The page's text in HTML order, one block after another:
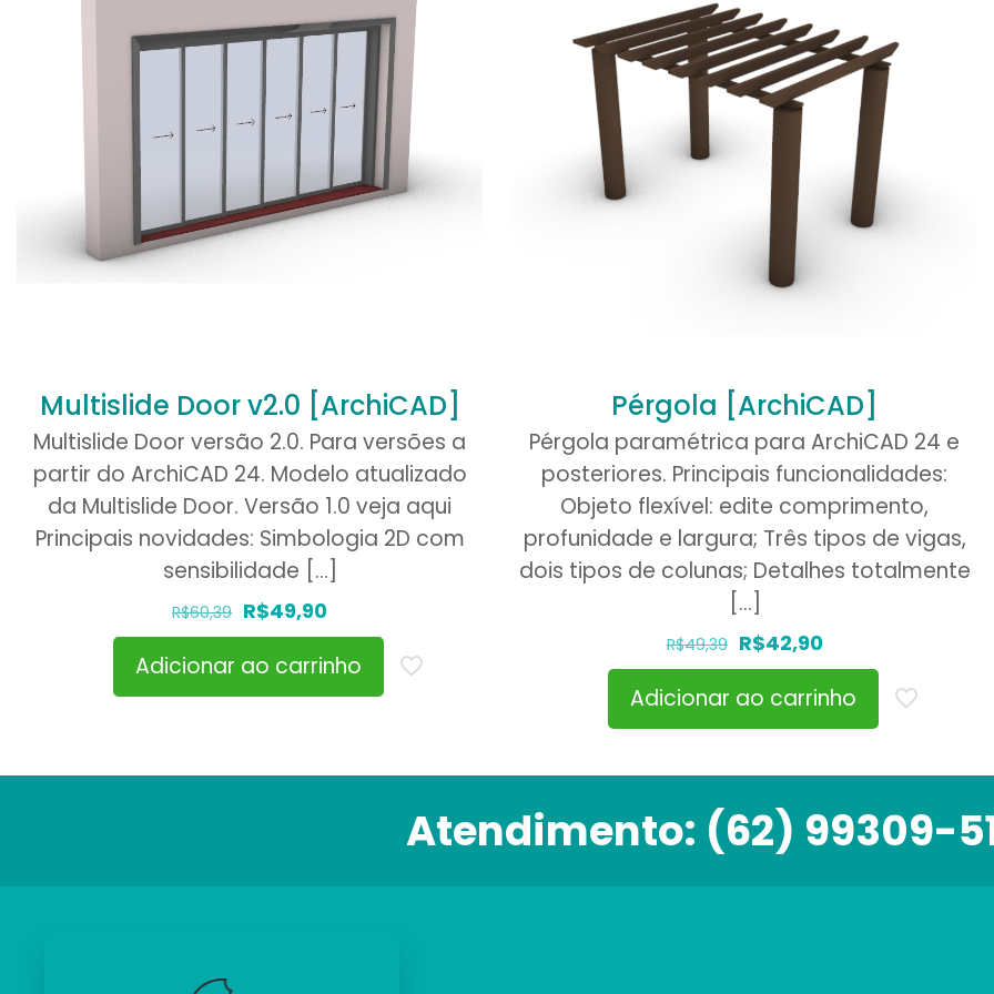
Sua avaliação
1 de 5 estrelas 2 de 5 estrelas 3 de 5 estrelas
Multislide Door v2.0 [ArchiCAD]
Multislide Door versão 2.0. Para versões a
partir do ArchiCAD 24. Modelo atualizado
da Multislide Door. Versão 1.0 veja aqui
Principais novidades: Simbologia 2D com
sensibilidade […]
R$60,39 O
preço
original
R$49,90O
preço
atual
Adicionar ao carrinho
Pérgola [ArchiCAD]
Pérgola paramétrica para ArchiCAD 24 e
posteriores. Principais funcionalidades:
Objeto flexível: edite comprimento,
profunidade e largura; Três tipos de vigas,
dois tipos de colunas; Detalhes totalmente
[…]
R$49,39 O
preço
original
R$49,39.
R$42,90O
preço
atual
R$42,90.
Adicionar ao carrinho
Atendimento: (62) 99309-